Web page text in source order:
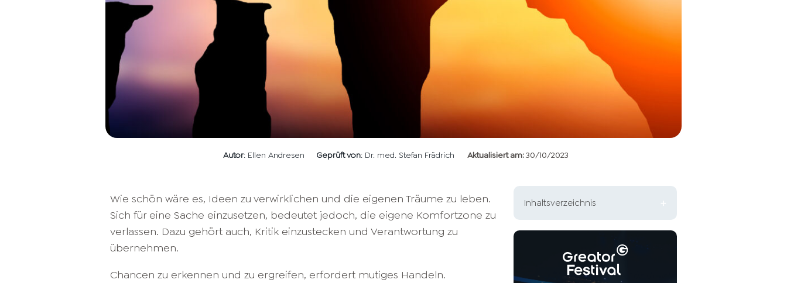
Autor: Ellen Andresen Geprüft von: Dr. med. Stefan Frädrich Aktualisiert am:30/10/2023
Wie schön wäre es, Ideen zu verwirklichen und die eigenen Träume zu leben.
Sich für eine Sache einzusetzen, bedeutet jedoch, die eigene Komfortzone zu
verlassen. Dazu gehört auch, Kritik einzustecken und Verantwortung zu
übernehmen.
Chancen zu erkennen und zu ergreifen, erfordert mutiges Handeln.
Inhaltsverzeichnis
erfülltes Leben?
Das richtige Mindset